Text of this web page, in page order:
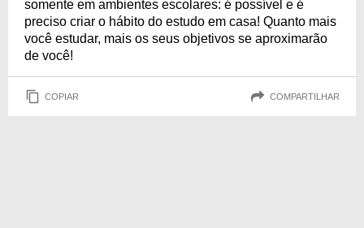
somente em ambientes escolares: é possível e é
preciso criar o hábito do estudo em casa! Quanto mais
você estudar, mais os seus objetivos se aproximarão
de você!
COPIAR COMPARTILHAR